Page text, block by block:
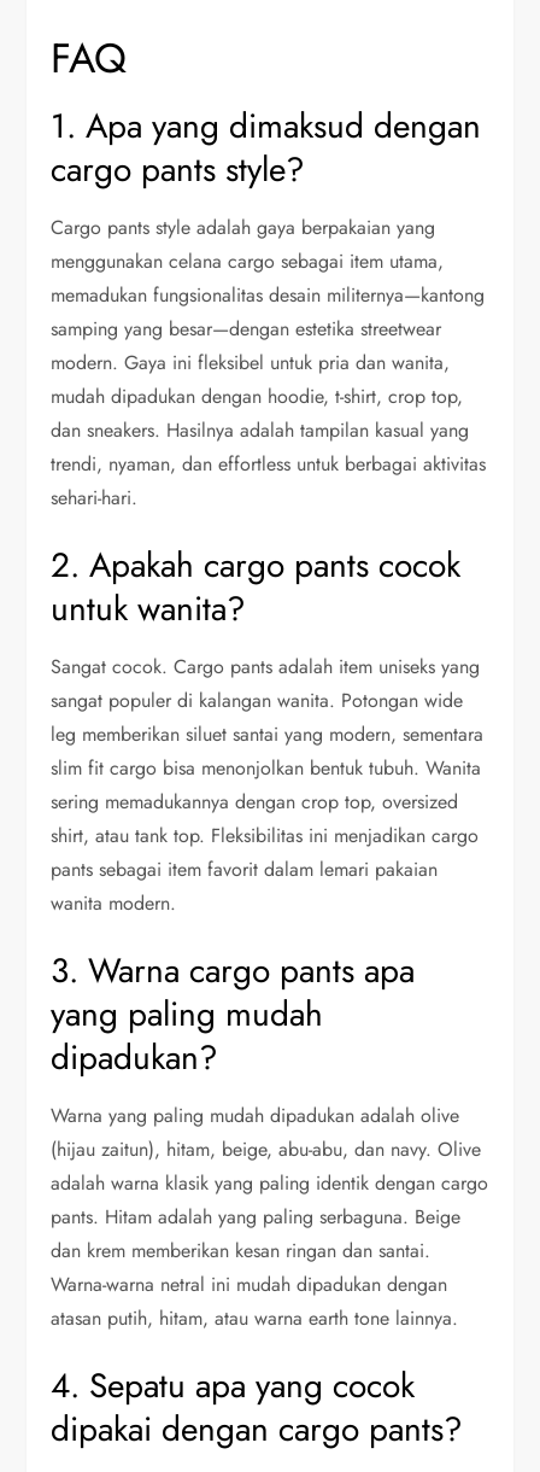
FAQ
1. Apa yang dimaksud dengan
cargo pants style?
Cargo pants style adalah gaya berpakaian yang
menggunakan celana cargo sebagai item utama,
memadukan fungsionalitas desain militernya—kantong
samping yang besar—dengan estetika streetwear
modern. Gaya ini fleksibel untuk pria dan wanita,
mudah dipadukan dengan hoodie, t-shirt, crop top,
dan sneakers. Hasilnya adalah tampilan kasual yang
trendi, nyaman, dan effortless untuk berbagai aktivitas
sehari-hari.
2. Apakah cargo pants cocok
untuk wanita?
Sangat cocok. Cargo pants adalah item uniseks yang
sangat populer di kalangan wanita. Potongan wide
leg memberikan siluet santai yang modern, sementara
slim fit cargo bisa menonjolkan bentuk tubuh. Wanita
sering memadukannya dengan crop top, oversized
shirt, atau tank top. Fleksibilitas ini menjadikan cargo
pants sebagai item favorit dalam lemari pakaian
wanita modern.
3. Warna cargo pants apa
yang paling mudah
dipadukan?
Warna yang paling mudah dipadukan adalah olive
(hijau zaitun), hitam, beige, abu-abu, dan navy. Olive
adalah warna klasik yang paling identik dengan cargo
pants. Hitam adalah yang paling serbaguna. Beige
dan krem memberikan kesan ringan dan santai.
Warna-warna netral ini mudah dipadukan dengan
atasan putih, hitam, atau warna earth tone lainnya.
4. Sepatu apa yang cocok
dipakai dengan cargo pants?